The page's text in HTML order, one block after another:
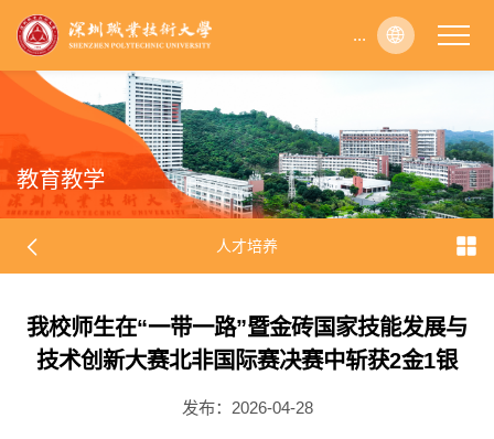
...
...
...
...
...
...
...
...
...
...
...
...
...
...
...
...
...
...
...
...
...
...
...
...
...
...
...
...
...
...
...
...
...
...
...
...
...
...
...
...
...
...
...
...
...
...
...
...
...
...
...
...
...
...
...
...
...
...
...
...
...
...
...
...
...
...
...
...
...
...
...
...
...
...
...
...
...
...
...
...
...
...
...
...
...
...
...
...
...
...
...
...
...
...
...
...
...
...
...